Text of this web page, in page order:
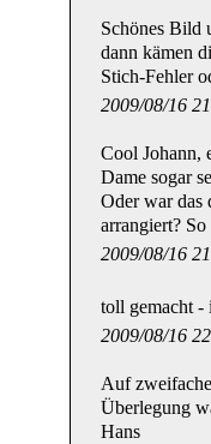
Schönes Bild
dann kämen
Stich-Fehler
2009/08/16
Cool Johann,
Dame sogar
Oder war das
arrangiert?
2009/08/16
toll gemacht -
2009/08/16
Auf
Überlegung
Hans